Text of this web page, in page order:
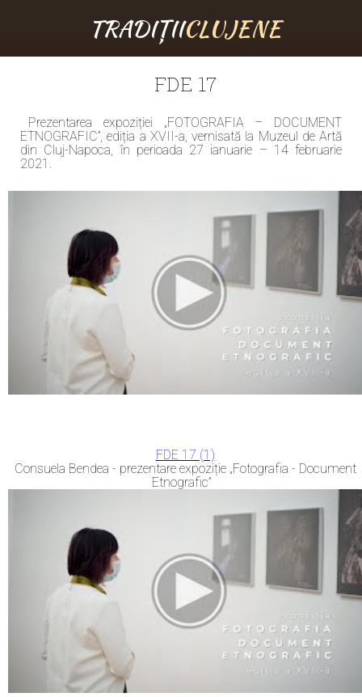
TRADIȚIICLUJENE
FDE 17
Prezentarea expoziției „FOTOGRAFIA – DOCUMENT
ETNOGRAFIC”, ediția a XVII-a, vernisată la Muzeul de Artă
din Cluj-Napoca, în perioada 27 ianuarie – 14 februarie
2021.
FDE 17 (1)
Consuela Bendea - prezentare expoziție „Fotografia - Document
Etnografic”